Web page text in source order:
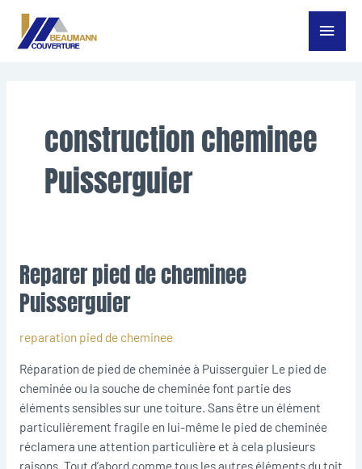
Aller
Menu
construction cheminee
Puisserguier
Reparer pied de cheminee
Puisserguier
reparation pied de cheminee
Réparation de pied de cheminée à Puisserguier Le pied de
cheminée ou la souche de cheminée font partie des
éléments sensibles sur une toiture. Sans être un élément
particulièrement fragile en lui-même le pied de cheminée
réclamera une attention particulière et à cela plusieurs
raisons. Tout d’abord comme tous les autres éléments du toit
Reparer
pied
de
Puisserguier